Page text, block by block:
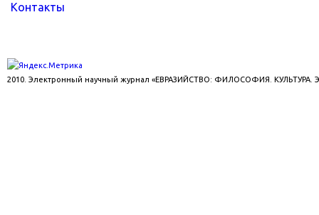
Контакты
2010. Электронный научный журнал «ЕВРАЗИЙСТВО: ФИЛОСОФИЯ. КУЛЬТУРА.